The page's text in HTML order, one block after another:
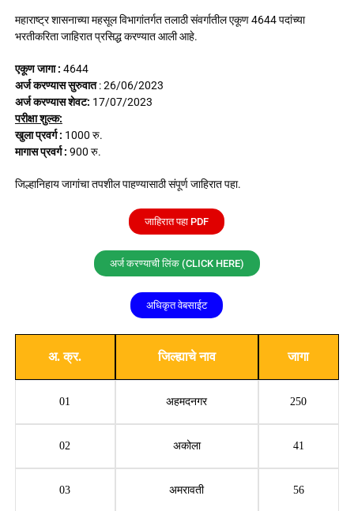
महाराष्ट्र शासनाच्या महसूल विभागांतर्गत तलाठी संवर्गातील एकूण 4644 पदांच्या
भरतीकरिता जाहिरात प्रसिद्ध करण्यात आली आहे.
एकूण जागा : 4644
अर्ज करण्यास सुरुवात: 26/06/2023
अर्ज करण्यास शेवट: 17/07/2023
परीक्षा शुल्क:
खुला प्रवर्ग : 1000 रु.
मागास प्रवर्ग : 900 रु.
जिल्हानिहाय जागांचा तपशील पाहण्यासाठी संपूर्ण जाहिरात पहा.
जाहिरात पहा PDF
अर्ज करण्याची लिंक (CLICK HERE)
अधिकृत वेबसाईट
अ. क्र. जिल्ह्याचे नाव जागा
01 अहमदनगर 250
02 अकोला 41
03 अमरावती 56